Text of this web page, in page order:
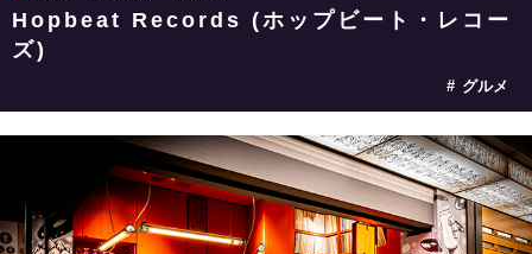
Hopbeat Records (ホップビート・レコー
ズ)
グルメ